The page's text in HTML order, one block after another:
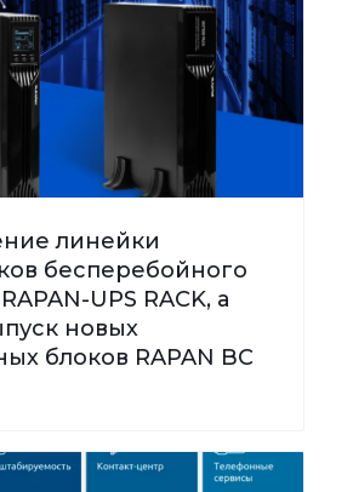
линейки
бесперебойного
UPS RACK, а
новых
блоков RAPAN BC